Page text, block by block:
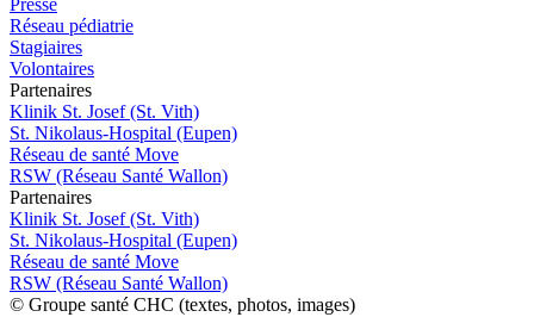
Presse
Réseau pédiatrie
Stagiaires
Volontaires
Partenaires
Klinik St. Josef (St. Vith)
St. Nikolaus-Hospital (Eupen)
Réseau de santé Move
RSW (Réseau Santé Wallon)
Partenaires
Klinik St. Josef (St. Vith)
St. Nikolaus-Hospital (Eupen)
Réseau de santé Move
RSW (Réseau Santé Wallon)
© Groupe santé CHC (textes, photos, images)